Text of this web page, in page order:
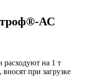
АС
расходуют на 1 т
при загрузке